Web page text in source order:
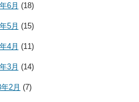
6月 (18)
5月 (15)
4月 (11)
3月 (14)
2月 (7)